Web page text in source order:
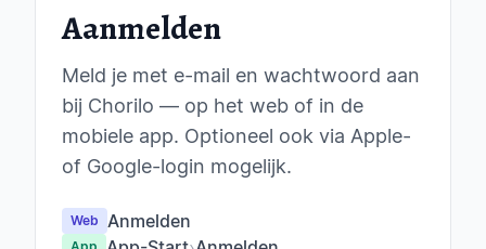
Aanmelden
Meld je met e-mail en wachtwoord aan
bij Chorilo — op het web of in de
mobiele app. Optioneel ook via Apple-
of Google-login mogelijk.
Web Anmelden